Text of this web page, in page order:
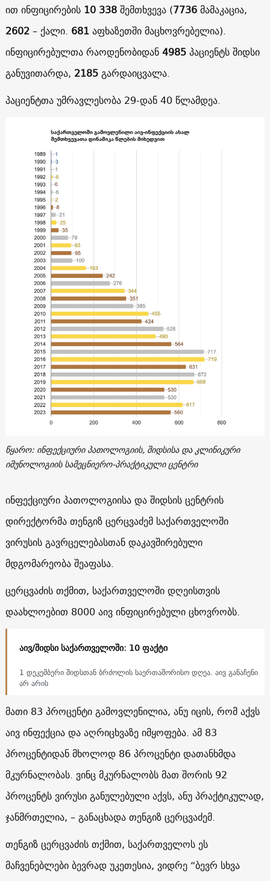
ით ინფიცირების10 338შემთხვევა (7736მამაკაცია,
2602– ქალი. 681აფხაზეთში მაცხოვრებელია).
ინფიცირებულთა რაოდენობიდან4985პაციენტს შიდსი
განუვითარდა, 2185გარდაიცვალა.
პაციენტთა უმრავლესობა 29-დან 40 წლამდეა.
წყარო: ინფექციური პათოლოგიის, შიდსისა და კლინიკური
იმუნოლოგიის სამეცნიერო-პრაქტიკული ცენტრი
ინფექციური პათოლოგიისა და შიდსის ცენტრის
დირექტორმათენგიზ ცერცვაძემ საქართველოში
ვირუსის გავრცელებასთან დაკავშირებული
მდგომარეობა შეაფასა.
ცერცვაძის თქმით, საქართველოში დღეისთვის
დაახლოებით 8000 აივ ინფიცირებული ცხოვრობს.
აივ/შიდსი საქართველოში: 10 ფაქტი
1 დეკემბერი შიდსთან ბრძოლის საერთაშორისო დღეა. აივ განაჩენი
არ არის
მათი 83 პროცენტი გამოვლენილია, ანუ იცის, რომ აქვს
აივ ინფექცია და აღრიცხვაზე იმყოფება. ამ 83
პროცენტიდან მხოლოდ 86 პროცენტი დათანხმდა
მკურნალობას. ვინც მკურნალობს მათ შორის 92
პროცენტს ვირუსი განულებული აქვს, ანუ პრაქტიკულად,
ჯანმრთელია, – განაცხადათენგიზ ცერცვაძემ.
თენგიზ ცერცვაძის თქმით, საქართველოს ეს
მაჩვენებლები ბევრად უკეთესია, ვიდრე “ბევრ სხვა